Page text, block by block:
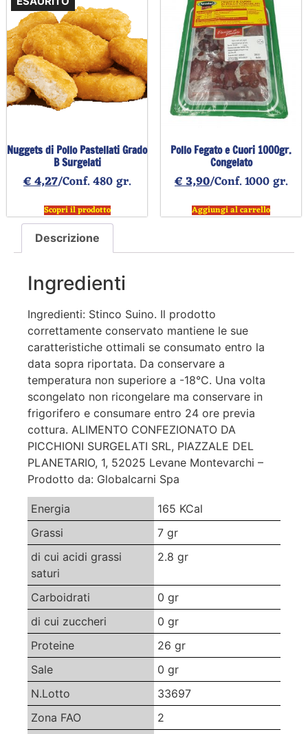
Nuggets di Pollo Pastellati Grado
B Surgelati
€4,27/Conf. 480 gr.
Scopri il prodotto
Pollo Fegato e Cuori 1000gr.
Congelato
€3,90/Conf. 1000 gr.
Aggiungi al carrello
Descrizione
Ingredienti
Ingredienti: Stinco Suino. Il prodotto
correttamente conservato mantiene le sue
caratteristiche ottimali se consumato entro la
data sopra riportata. Da conservare a
temperatura non superiore a -18°C. Una volta
scongelato non ricongelare ma conservare in
frigorifero e consumare entro 24 ore previa
cottura. ALIMENTO CONFEZIONATO DA
PICCHIONI SURGELATI SRL, PIAZZALE DEL
PLANETARIO, 1, 52025 Levane Montevarchi –
Prodotto da: Globalcarni Spa
Energia
165 KCal
Grassi
7 gr
di cui acidi grassi
saturi
2.8 gr
Carboidrati
0 gr
di cui zuccheri
0 gr
Proteine
26 gr
Sale
0 gr
N.Lotto
33697
Zona FAO
2